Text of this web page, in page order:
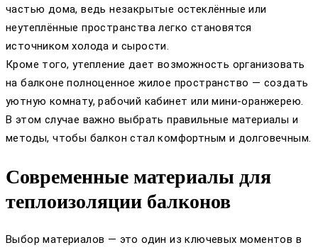
частью дома, ведь незакрытые остеклённые или
неутеплённые пространства легко становятся
источником холода и сырости.
Кроме того, утепление дает возможность организовать
на балконе полноценное жилое пространство — создать
уютную комнату, рабочий кабинет или мини-оранжерею.
В этом случае важно выбрать правильные материалы и
методы, чтобы балкон стал комфортным и долговечным.
Современные материалы для
теплоизоляции балконов
Выбор материалов — это один из ключевых моментов в